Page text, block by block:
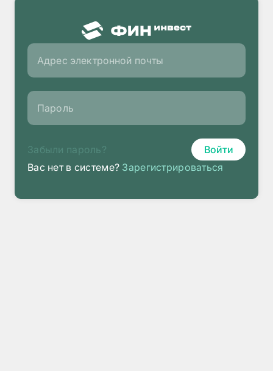
Адрес электронной почты
Пароль
Забыли пароль?
Войти
Вас нет в системе? Зарегистрироваться